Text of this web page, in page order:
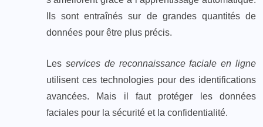
Ils sont entraînés sur de grandes quantités de
données pour être plus précis.
Les services de reconnaissance faciale en ligne
utilisent ces technologies pour des identifications
avancées. Mais il faut protéger les données
faciales pour la sécurité et la confidentialité.